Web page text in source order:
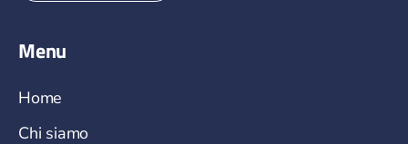
Menu
Home
Chi siamo